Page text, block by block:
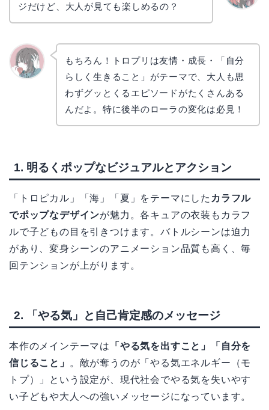
ジだけど、大人が見ても楽しめるの？
もちろん！トロプリは友情・成長・「自分
らしく生きること」がテーマで、大人も思
わずグッとくるエピソードがたくさんある
んだよ。特に後半のローラの変化は必見！
1. 明るくポップなビジュアルとアクション
「トロピカル」「海」「夏」をテーマにした カラフル
でポップなデザインが魅力。各キュアの衣装もカラフ
ルで子どもの目を引きつけます。バトルシーンは迫力
があり、変身シーンのアニメーション品質も高く、毎
回テンションが上がります。
2. 「やる気」と自己肯定感のメッセージ
本作のメインテーマは
「やる気を出すこと」「自分を
信じること」
。敵が奪うのが「やる気エネルギー（モ
トプ）」という設定が、現代社会でやる気を失いやす
い子どもや大人への強いメッセージになっています。